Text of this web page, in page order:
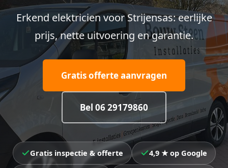
Erkend elektricien voor Strijensas: eerlijke
prijs, nette uitvoering en garantie.
Gratis offerte aanvragen
Bel 06 29179860
Gratis inspectie & offerte 4,9 ★ op Google